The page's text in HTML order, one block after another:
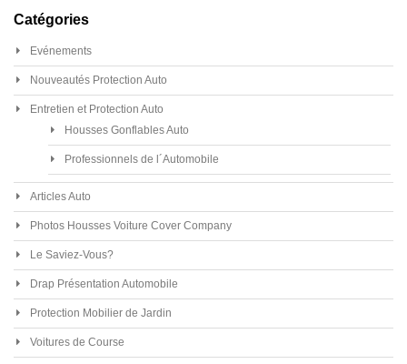
Catégories
Evénements
Nouveautés Protection Auto
Entretien et Protection Auto
Housses Gonflables Auto
Professionnels de l´Automobile
Articles Auto
Photos Housses Voiture Cover Company
Le Saviez-Vous?
Drap Présentation Automobile
Protection Mobilier de Jardin
Voitures de Course